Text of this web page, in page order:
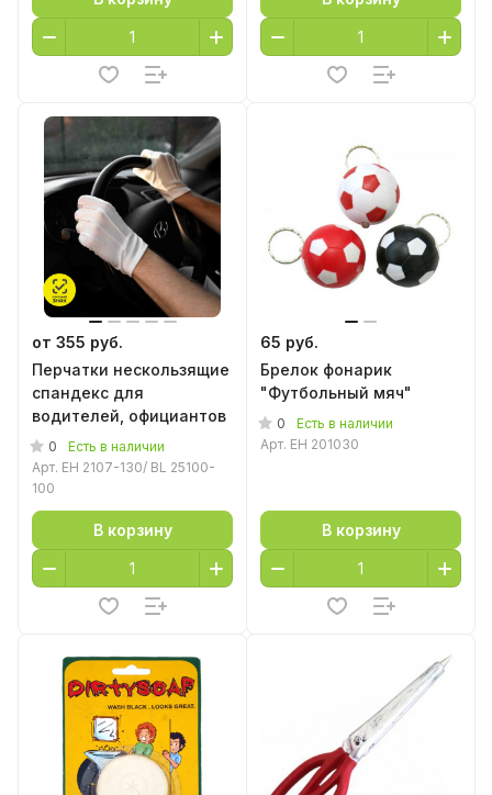
от 355 руб.
Перчатки нескользящие
спандекс для
водителей, официантов
0
Есть в наличии
Арт. EH 2107-130/ BL 25100-
100
В корзину
65 руб.
Брелок фонарик
"Футбольный мяч"
0
Есть в наличии
Арт. EH 201030
В корзину